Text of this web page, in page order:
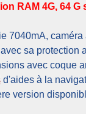
RAM 4G, 64
7040mA,
avec sa protection
avec coque
d'aides à la
version